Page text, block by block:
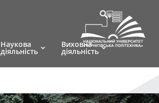
Наукова
діяльність
Виховна
діяльність